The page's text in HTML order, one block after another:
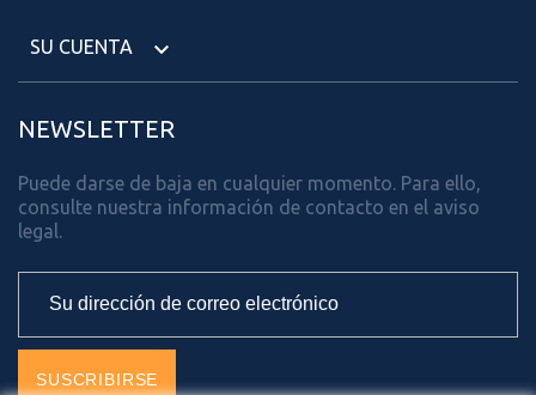
SU CUENTA 
NEWSLETTER
Puede darse de baja en cualquier momento. Para ello,
consulte nuestra información de contacto en el aviso
legal.